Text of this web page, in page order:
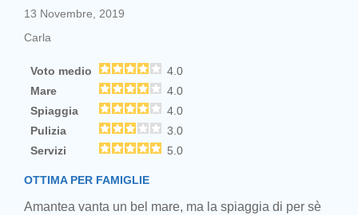
13 Novembre, 2019
Carla
Voto medio
4.0
Mare
4.0
Spiaggia
4.0
Pulizia
3.0
Servizi
5.0
OTTIMA PER FAMIGLIE
Amantea vanta un bel mare, ma la spiaggia di per sè